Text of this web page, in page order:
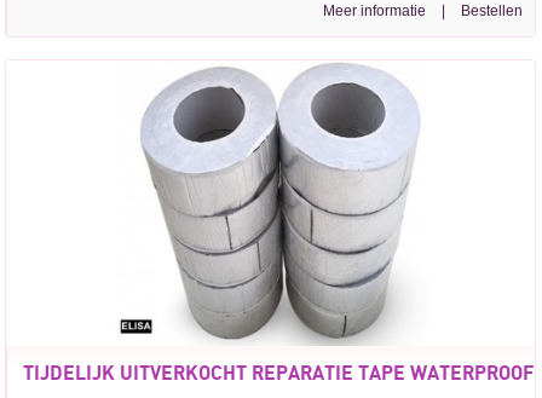
Meer informatie |
TIJDELIJK UITVERKOCHT REPARATIE TAPE WATERPROOF.